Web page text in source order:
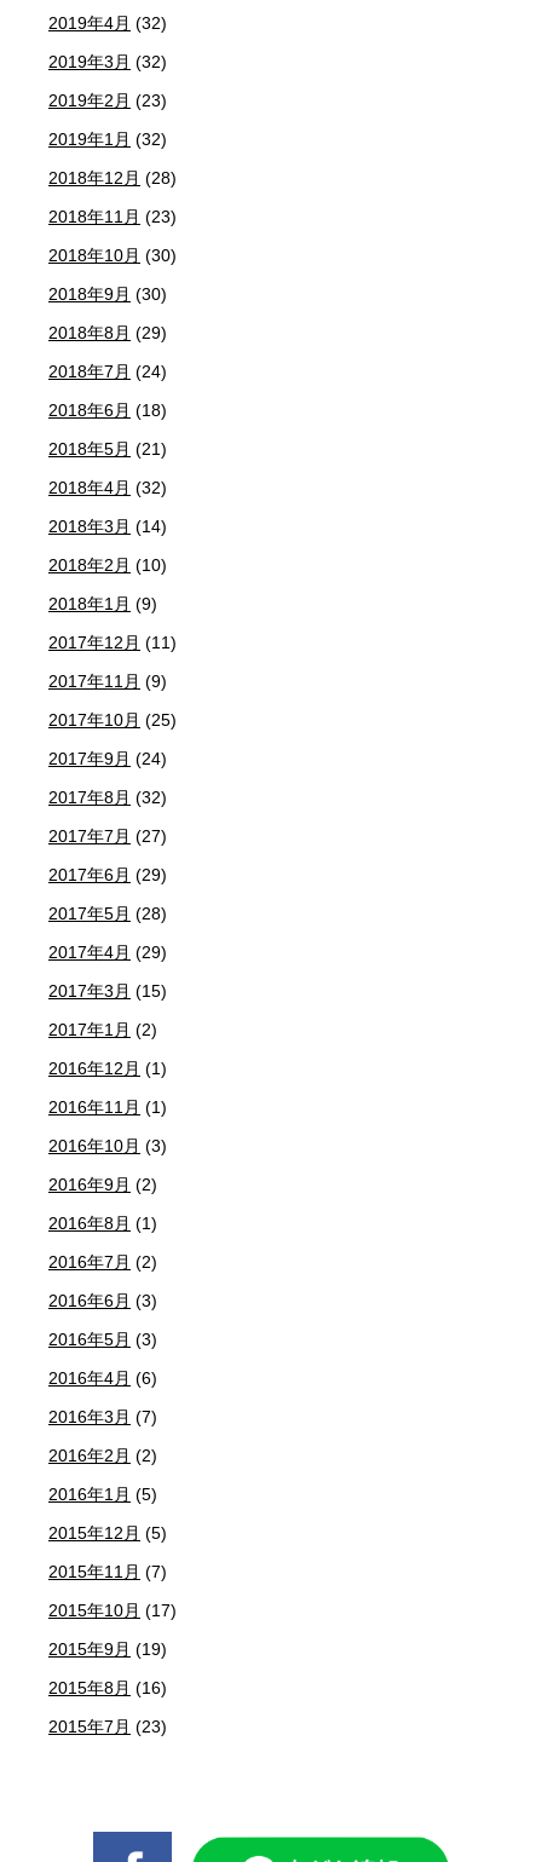
2019年4月 (32)
2019年3月 (32)
2019年2月 (23)
2019年1月 (32)
2018年12月 (28)
2018年11月 (23)
2018年10月 (30)
2018年9月 (30)
2018年8月 (29)
2018年7月 (24)
2018年6月 (18)
2018年5月 (21)
2018年4月 (32)
2018年3月 (14)
2018年2月 (10)
2018年1月 (9)
2017年12月 (11)
2017年11月 (9)
2017年10月 (25)
2017年9月 (24)
2017年8月 (32)
2017年7月 (27)
2017年6月 (29)
2017年5月 (28)
2017年4月 (29)
2017年3月 (15)
2017年1月 (2)
2016年12月 (1)
2016年11月 (1)
2016年10月 (3)
2016年9月 (2)
2016年8月 (1)
2016年7月 (2)
2016年6月 (3)
2016年5月 (3)
2016年4月 (6)
2016年3月 (7)
2016年2月 (2)
2016年1月 (5)
2015年12月 (5)
2015年11月 (7)
2015年10月 (17)
2015年9月 (19)
2015年8月 (16)
2015年7月 (23)